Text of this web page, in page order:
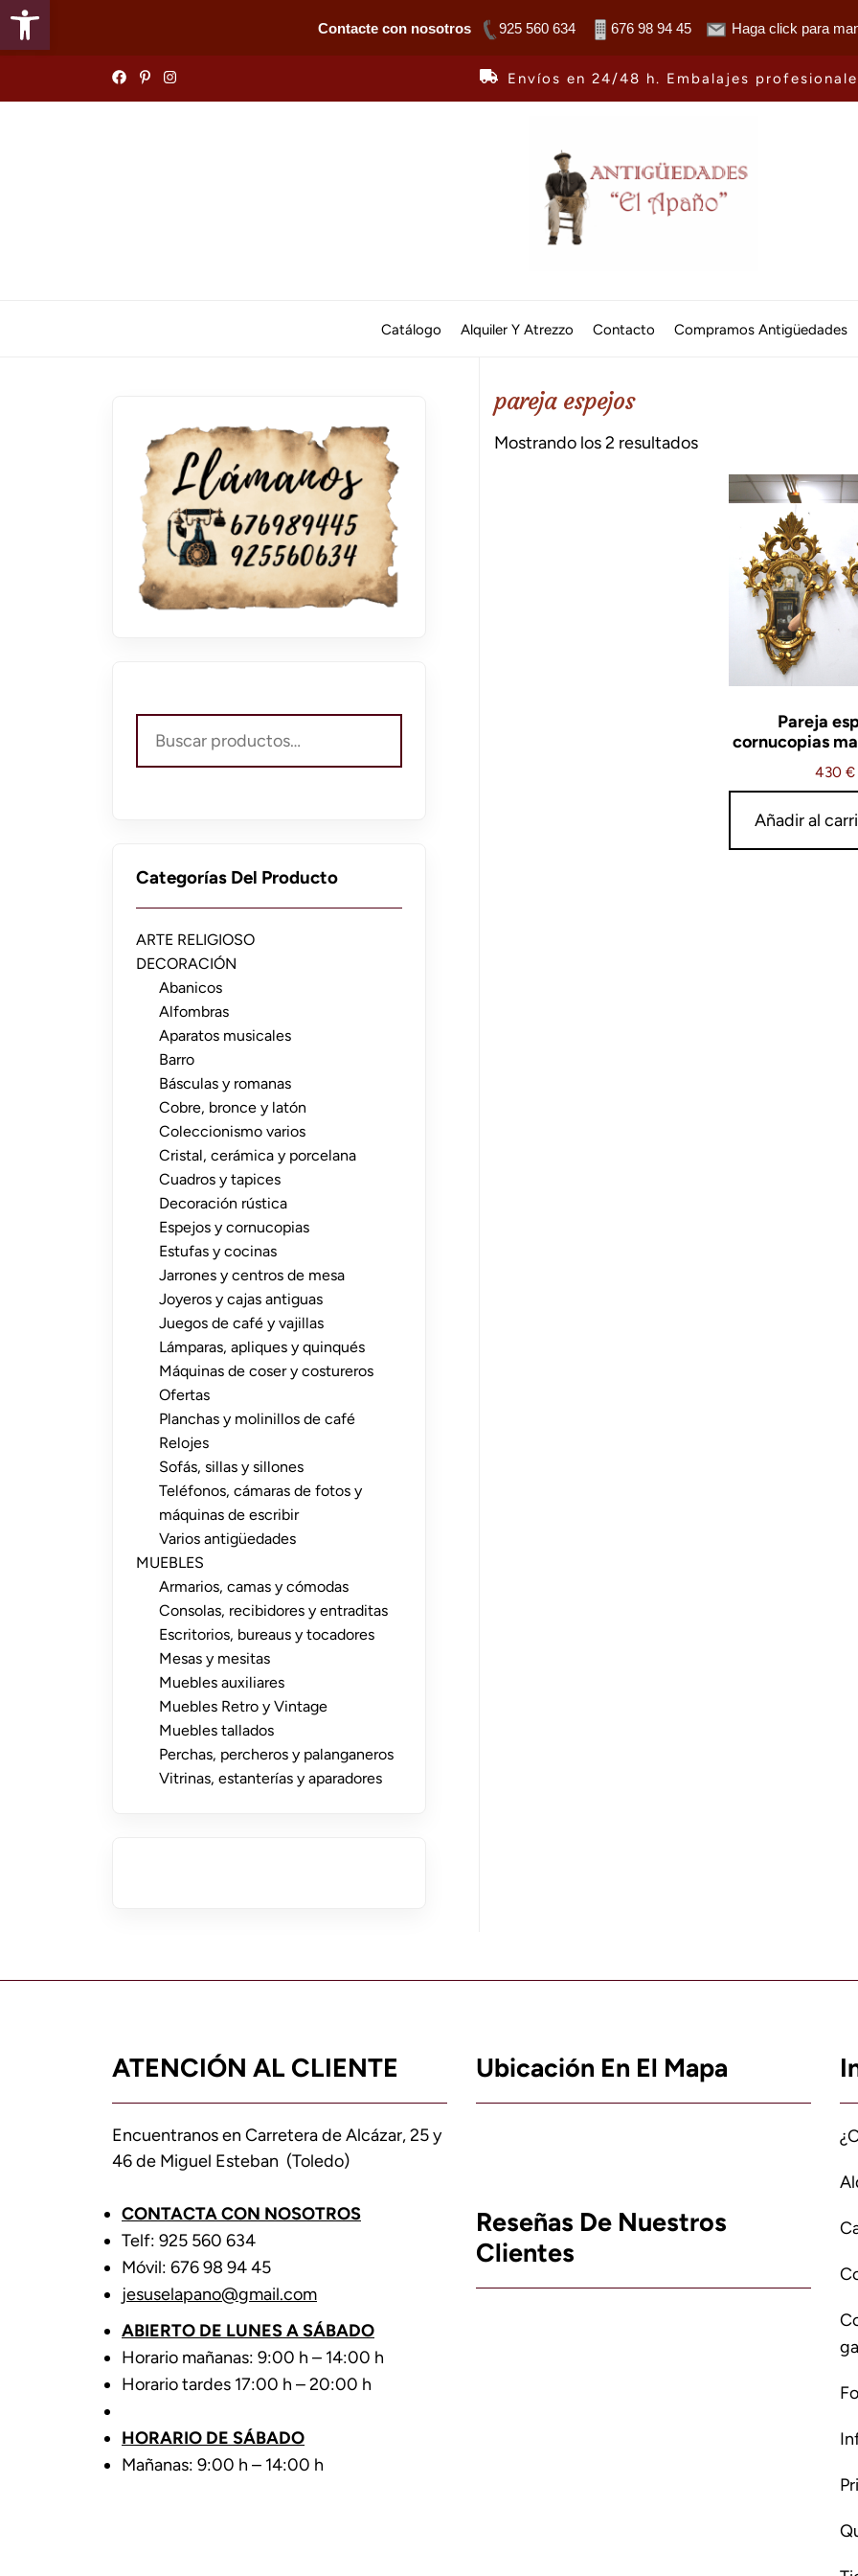
Abrir barra de herramientas
Contacte con nosotros 925 560 634 676 98 94 45 Haga click para
Envíos en 24/48 h. Embalajes
El
Catálogo Alquiler Y Atrezzo Contacto Compramos Antigüedades
pareja espejos
Mostrando los 2 resultadosOrdenado
Pareja
cornucopias
430 €
Añadir al
por:
Categorías Del Producto
ARTE RELIGIOSO
DECORACIÓN
Abanicos
Alfombras
Aparatos musicales
Barro
Básculas y romanas
Cobre, bronce y latón
Coleccionismo varios
Cristal, cerámica y porcelana
Cuadros y tapices
Decoración rústica
Espejos y cornucopias
Estufas y cocinas
Jarrones y centros de mesa
Joyeros y cajas antiguas
Juegos de café y vajillas
Lámparas, apliques y quinqués
Máquinas de coser y costureros
Ofertas
Planchas y molinillos de café
Relojes
Sofás, sillas y sillones
Teléfonos, cámaras de fotos y
máquinas de escribir
Varios antigüedades
MUEBLES
Armarios, camas y cómodas
Consolas, recibidores y entraditas
Escritorios, bureaus y tocadores
Mesas y mesitas
Muebles auxiliares
Muebles Retro y Vintage
Muebles tallados
Perchas, percheros y palanganeros
Vitrinas, estanterías y aparadores
ATENCIÓN AL CLIENTE
Encuentranos en Carretera de Alcázar, 25 y
46 de Miguel Esteban (Toledo)
CONTACTA CON NOSOTROS
Telf: 925 560 634
Móvil: 676 98 94 45
jesuselapano@gmail.com
ABIERTO DE LUNES A SÁBADO
Horario mañanas: 9:00 h – 14:00 h
Horario tardes 17:00 h – 20:00 h
HORARIO DE SÁBADO
Mañanas: 9:00 h – 14:00 h
Ubicación En El Mapa
Reseñas De Nuestros
Clientes